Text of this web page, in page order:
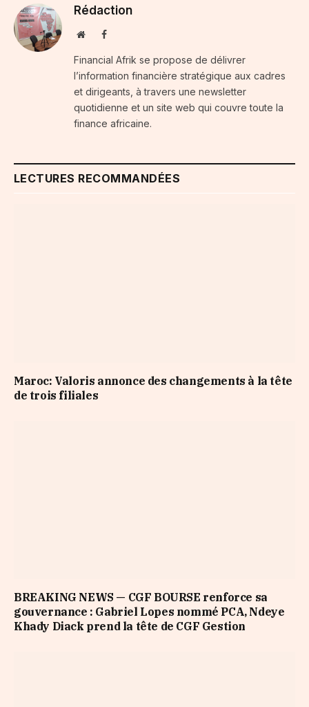
Rédaction
WebsiteFacebook
Financial Afrik se propose de délivrer
l’information financière stratégique aux cadres
et dirigeants, à travers une newsletter
quotidienne et un site web qui couvre toute la
finance africaine.
LECTURES RECOMMANDÉES
Maroc: Valoris annonce des changements à la tête
de trois filiales
BREAKING NEWS — CGF BOURSE renforce sa
gouvernance : Gabriel Lopes nommé PCA, Ndeye
Khady Diack prend la tête de CGF Gestion